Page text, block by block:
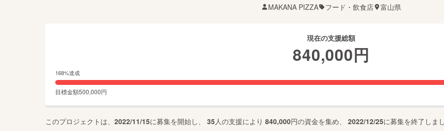
MAKANA PIZZA フード・飲食店 富山県
現在の支援総額
840,000円
168%達成
目標金額500,000円
このプロジェクトは、 2022/11/15に募集を開始し、 35人の支援により 840,000円の資金を集め、 2022/12/25に募集を終了しま